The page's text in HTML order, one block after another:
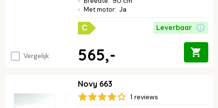
Vergelijk
Met motor: Ja
C Leverbaar
565,-
Novy 663
1 reviews